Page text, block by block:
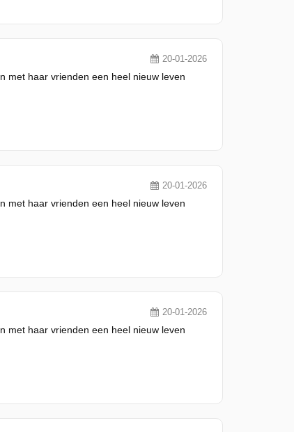
20-01-2026
met haar vrienden een heel nieuw leven
20-01-2026
met haar vrienden een heel nieuw leven
20-01-2026
met haar vrienden een heel nieuw leven